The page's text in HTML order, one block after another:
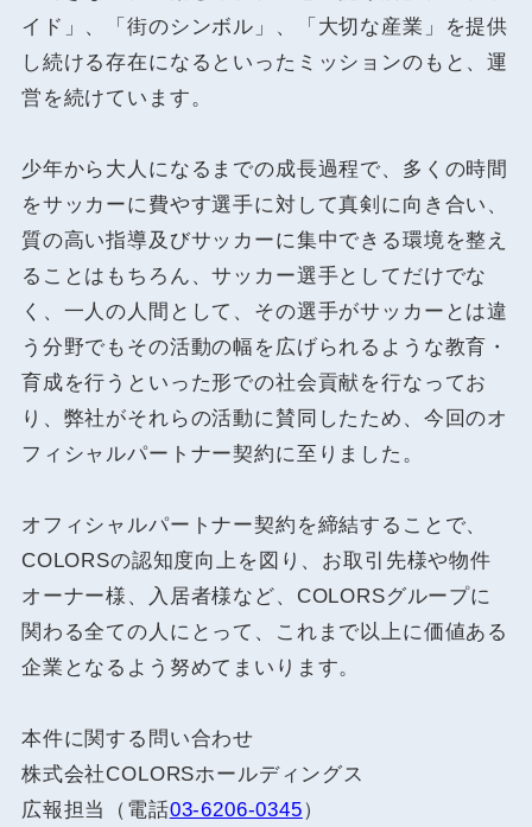
イド」、「街のシンボル」、「大切な産業」を提供
し続ける存在になるといったミッションのもと、運
営を続けています。
少年から大人になるまでの成長過程で、多くの時間
をサッカーに費やす選手に対して真剣に向き合い、
質の高い指導及びサッカーに集中できる環境を整え
ることはもちろん、サッカー選手としてだけでな
く、一人の人間として、その選手がサッカーとは違
う分野でもその活動の幅を広げられるような教育・
育成を行うといった形での社会貢献を行なってお
り、弊社がそれらの活動に賛同したため、今回のオ
フィシャルパートナー契約に至りました。
オフィシャルパートナー契約を締結することで、
COLORSの認知度向上を図り、お取引先様や物件
オーナー様、入居者様など、COLORSグループに
関わる全ての人にとって、これまで以上に価値ある
企業となるよう努めてまいります。
本件に関する問い合わせ
株式会社COLORSホールディングス
広報担当（電話03-6206-0345）